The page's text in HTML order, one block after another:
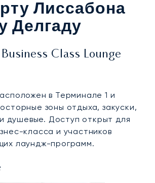
Лиссабона
Делгаду
Class Lounge
в Терминале 1 и
зоны отдыха, закуски,
душевые. Доступ открыт для
класса и участников
лаундж-программ.